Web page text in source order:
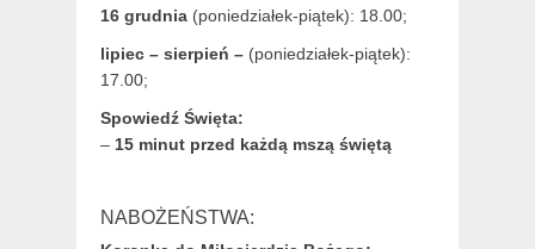
16 grudnia (poniedziałek-piątek): 18.00;
lipiec – sierpień – (poniedziałek-piątek):
17.00;
Spowiedź Święta:
– 15 minut przed każdą mszą świętą
NABOŻEŃSTWA: